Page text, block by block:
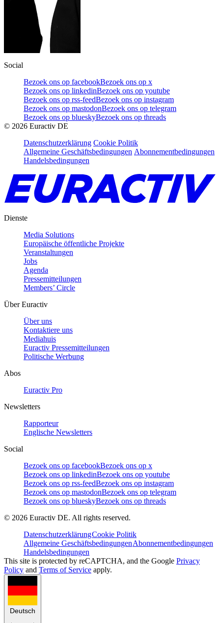
Social
Bezoek ons op facebookBezoek ons op x
Bezoek ons op linkedinBezoek ons op youtube
Bezoek ons op rss-feedBezoek ons op instagram
Bezoek ons op mastodonBezoek ons op telegram
Bezoek ons op blueskyBezoek ons op threads
© 2026 Euractiv DE
Datenschutzerklärung Cookie Politik
Allgemeine Geschäftsbedingungen Abonnementbedingungen
Handelsbedingungen
Dienste
Media Solutions
Europäische öffentliche Projekte
Veranstaltungen
Jobs
Agenda
Pressemitteilungen
Members’ Circle
Über Euractiv
Über uns
Kontaktiere uns
Mediahuis
Euractiv Pressemitteilungen
Politische Werbung
Abos
Euractiv Pro
Newsletters
Rapporteur
Englische Newsletters
Social
Bezoek ons op facebookBezoek ons op x
Bezoek ons op linkedinBezoek ons op youtube
Bezoek ons op rss-feedBezoek ons op instagram
Bezoek ons op mastodonBezoek ons op telegram
Bezoek ons op blueskyBezoek ons op threads
© 2026 Euractiv DE. All rights reserved.
DatenschutzerklärungCookie Politik
Allgemeine GeschäftsbedingungenAbonnementbedingungen
Handelsbedingungen
This site is protected by reCAPTCHA, and the Google Privacy
Policy and Terms of Service apply.
Deutsch